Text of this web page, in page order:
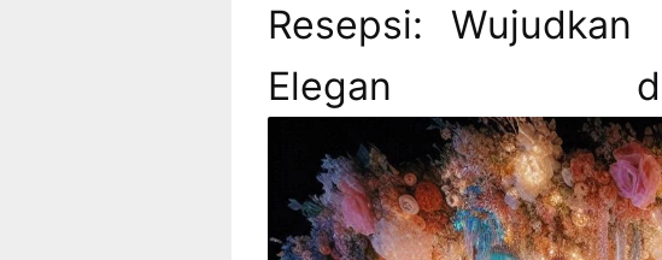
Resepsi: Wujudkan
Elegan